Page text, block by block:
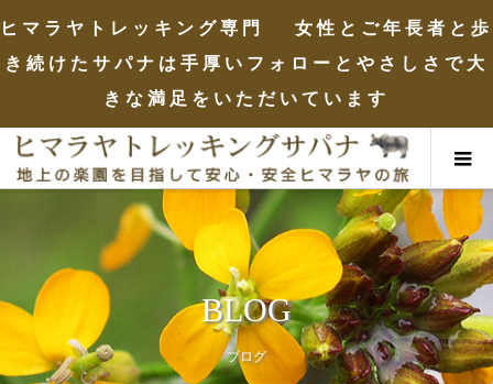
ヒマラヤトレッキング専門 女性とご年長者と歩
き続けたサパナは手厚いフォローとやさしさで大
きな満足をいただいています
BLOG
ブログ